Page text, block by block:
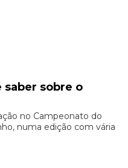
saber sobre o
no Campeonato do
numa edição com vária